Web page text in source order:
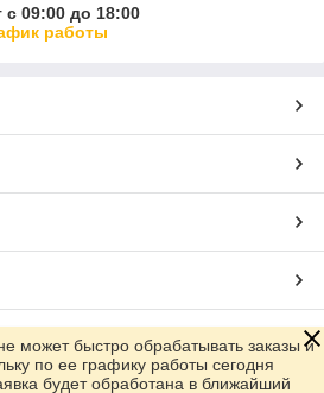
с 09:00 до 18:00
работы
может быстро обрабатывать заказы и
по ее графику работы сегодня
будет обработана в ближайший